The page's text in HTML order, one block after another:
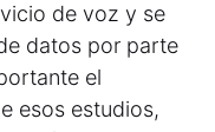
de voz y se
datos por parte
el
esos estudios,